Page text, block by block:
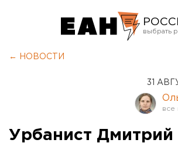
Курган
← НОВОСТИ
31
Урбанист Дмитрий